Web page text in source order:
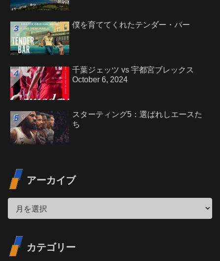
僕を育ててくれたテンダー・バー
千葉ジェッツ vs 宇都宮ブレックス
October 6, 2024
スターティング5：選ばれしエースた
ち
アーカイブ
カテゴリー